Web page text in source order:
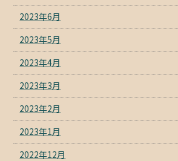
2023年6月
2023年5月
2023年4月
2023年3月
2023年2月
2023年1月
2022年12月